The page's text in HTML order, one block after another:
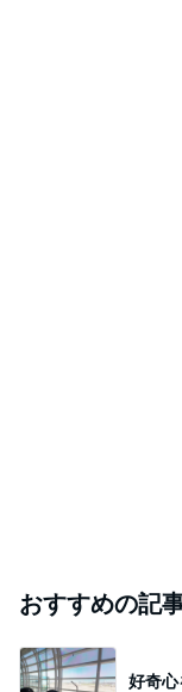
おすすめの記
好奇